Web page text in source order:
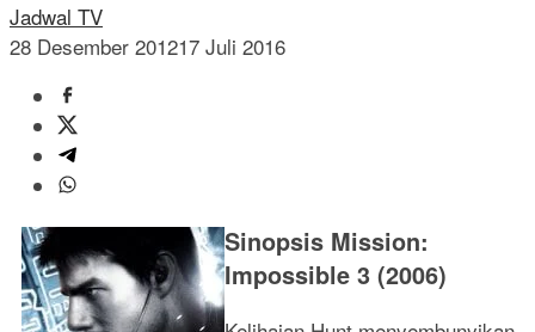
Jadwal TV
28 Desember 201217 Juli 2016
Sinopsis Mission:
Impossible 3 (2006)